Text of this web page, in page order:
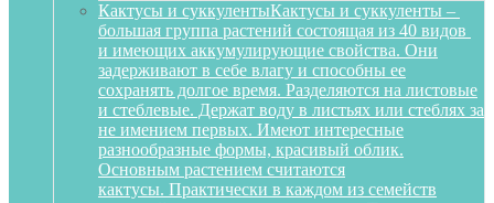
Кактусы и суккулентыКактусы и суккуленты –
большая группа растений состоящая из 40 видов
и имеющих аккумулирующие свойства. Они
задерживают в себе влагу и способны ее
сохранять долгое время. Разделяются на листовые
и стеблевые. Держат воду в листьях или стеблях за
не имением первых. Имеют интересные
разнообразные формы, красивый облик.
Основным растением считаются
кактусы. Практически в каждом из семейств